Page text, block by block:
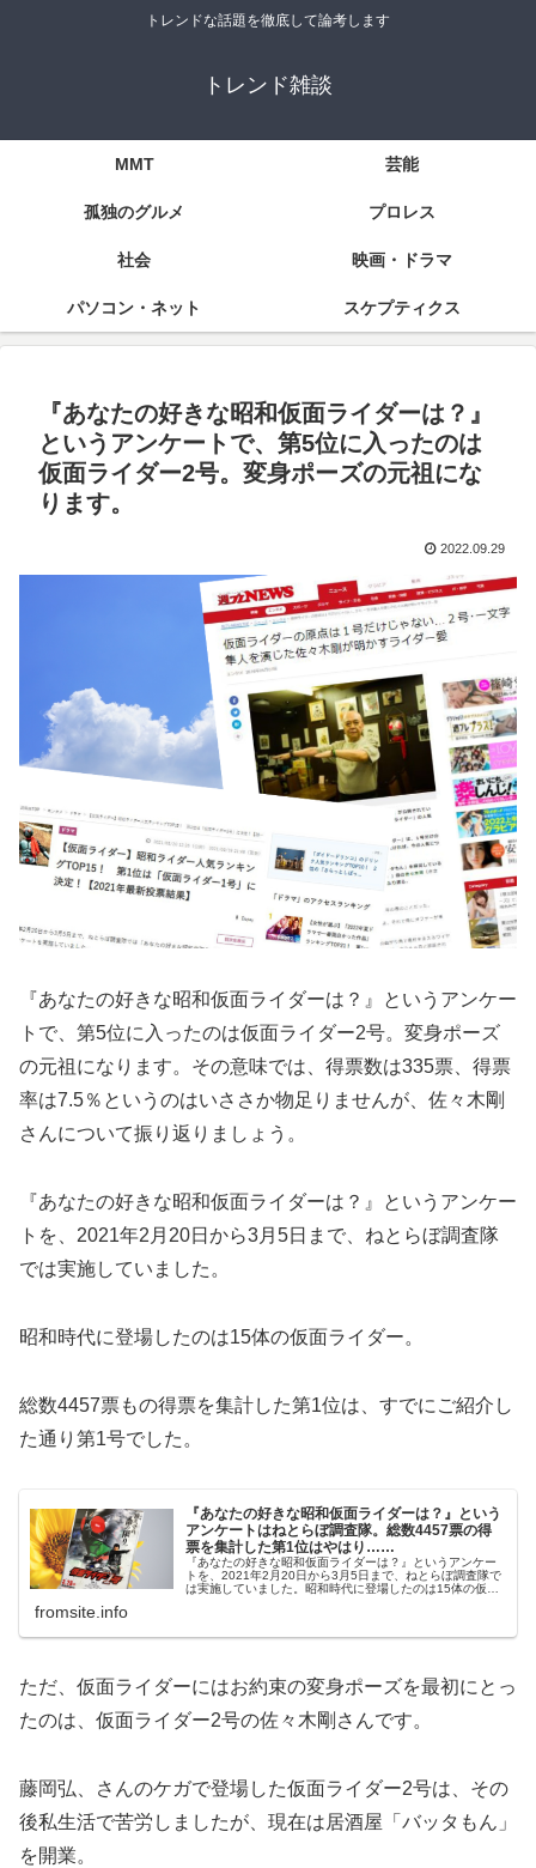
トレンドな話題を徹底して論考します
トレンド雑談
MMT 芸能
孤独のグルメ プロレス
社会 映画・ドラマ
パソコン・ネット スケプティクス
『あなたの好きな昭和仮面ライダーは？』
というアンケートで、第5位に入ったのは
仮面ライダー2号。変身ポーズの元祖にな
ります。
2022.09.29
『あなたの好きな昭和仮面ライダーは？』というアンケー
トで、第5位に入ったのは仮面ライダー2号。変身ポーズ
の元祖になります。その意味では、得票数は335票、得票
率は7.5％というのはいささか物足りませんが、佐々木剛
さんについて振り返りましょう。
『あなたの好きな昭和仮面ライダーは？』というアンケー
トを、2021年2月20日から3月5日まで、ねとらぼ調査隊
では実施していました。
昭和時代に登場したのは15体の仮面ライダー。
総数4457票もの得票を集計した第1位は、すでにご紹介し
た通り第1号でした。
『あなたの好きな昭和仮面ライダーは？』という
アンケートはねとらぼ調査隊。総数4457票の得
票を集計した第1位はやはり……
『あなたの好きな昭和仮面ライダーは？』というアンケー
トを、2021年2月20日から3月5日まで、ねとらぼ調査隊で
は実施していました。昭和時代に登場したのは15体の仮面
fromsite.info
ただ、仮面ライダーにはお約束の変身ポーズを最初にとっ
たのは、仮面ライダー2号の佐々木剛さんです。
藤岡弘、さんのケガで登場した仮面ライダー2号は、その
後私生活で苦労しましたが、現在は居酒屋「バッタもん」
を開業。